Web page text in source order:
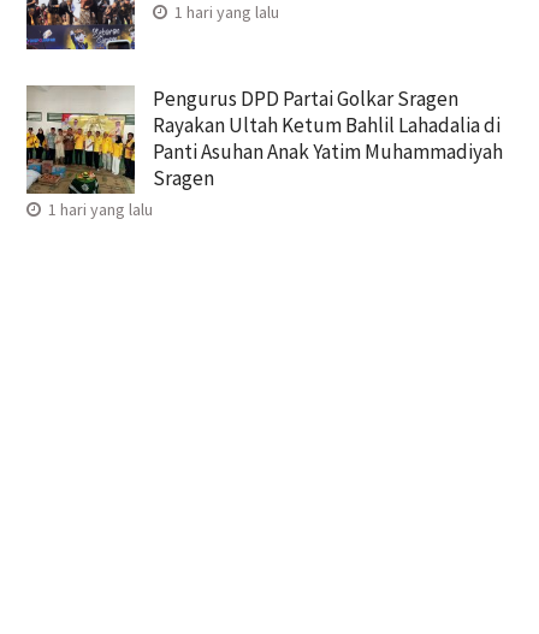
1 hari yang lalu
Pengurus DPD Partai Golkar Sragen
Rayakan Ultah Ketum Bahlil Lahadalia di
Panti Asuhan Anak Yatim Muhammadiyah
Sragen
1 hari yang lalu